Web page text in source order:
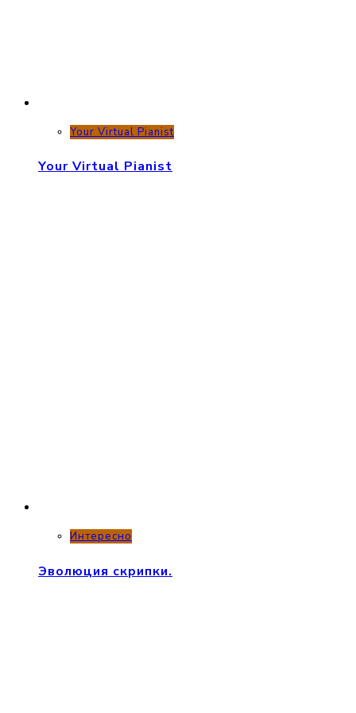
Your Virtual Pianist
Your Virtual Pianist
Интересно
Эволюция скрипки.